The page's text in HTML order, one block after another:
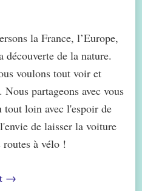
la France, l’Europe,
de la nature.
voulons tout voir et
partageons avec vous
tout loin avec l'espoir de
de laisser la voiture
à vélo !
→